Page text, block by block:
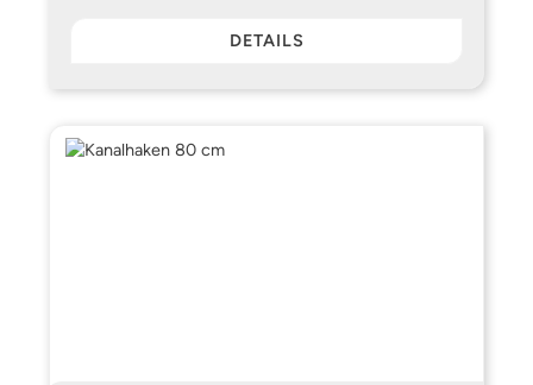
DETAILS